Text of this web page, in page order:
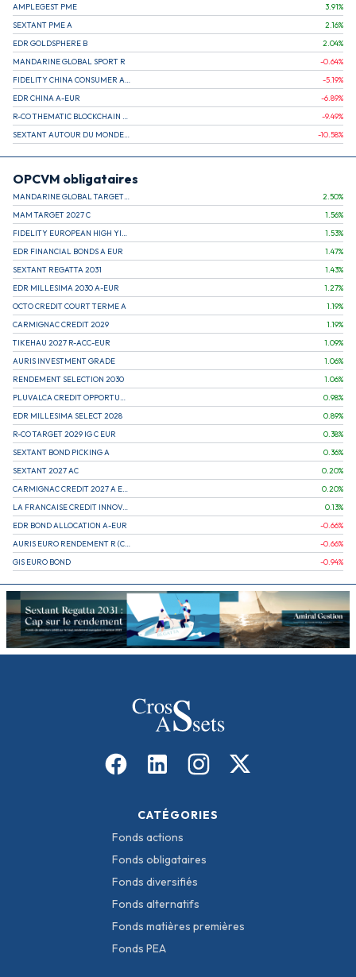
AMPLEGEST PME
3.91%
SEXTANT PME A
2.16%
EDR GOLDSPHERE B
2.04%
MANDARINE GLOBAL SPORT R
-0.64%
-5.19%
EDR CHINA A-EUR
-6.89%
-9.49%
-10.58%
OPCVM obligataires
2.50%
MAM TARGET 2027 C
1.56%
1.53%
EDR FINANCIAL BONDS A EUR
1.47%
SEXTANT REGATTA 2031
1.43%
EDR MILLESIMA 2030 A-EUR
1.27%
OCTO CREDIT COURT TERME A
1.19%
CARMIGNAC CREDIT 2029
1.19%
TIKEHAU 2027 R-ACC-EUR
1.09%
AURIS INVESTMENT GRADE
1.06%
RENDEMENT SELECTION 2030
1.06%
0.98%
EDR MILLESIMA SELECT 2028
0.89%
R-CO TARGET 2029 IG C EUR
0.38%
SEXTANT BOND PICKING A
0.36%
SEXTANT 2027 AC
0.20%
0.20%
LA FRANCAISE CREDIT INNOVATION
0.13%
EDR BOND ALLOCATION A-EUR
-0.66%
-0.66%
GIS EURO BOND
-0.94%
CATÉGORIES
Fonds actions
Fonds obligataires
Fonds diversifiés
Fonds alternatifs
Fonds matières premières
Fonds PEA